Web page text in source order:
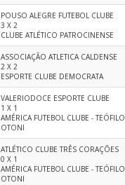
POUSO ALEGRE FUTEBOL CLUBE
3 X 2
CLUBE ATLÉTICO PATROCINENSE
ASSOCIAÇÃO ATLETICA CALDENSE
2 X 2
ESPORTE CLUBE DEMOCRATA
VALERIODOCE ESPORTE CLUBE
1 X 1
AMÉRICA FUTEBOL CLUBE - TEÓFILO
OTONI
ATLÉTICO CLUBE TRÊS CORAÇÕES
0 X 1
AMÉRICA FUTEBOL CLUBE - TEÓFILO
OTONI